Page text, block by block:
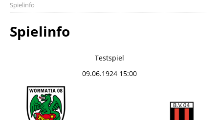
Spielinfo
Spielinfo
Testspiel
09.06.1924 15:00